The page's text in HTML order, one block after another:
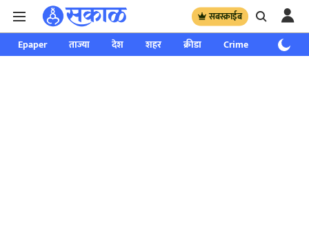
सबस्क्राईब
Epaper ताज्या देश शहर क्रीडा Crime साप्ताहिक